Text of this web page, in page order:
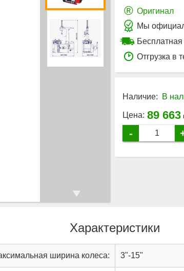
® Оригинал
Мы
Отгрузка в
Наличие: В
Цена: 89 663
-
Характеристики
ширина колеса: 3"-15"